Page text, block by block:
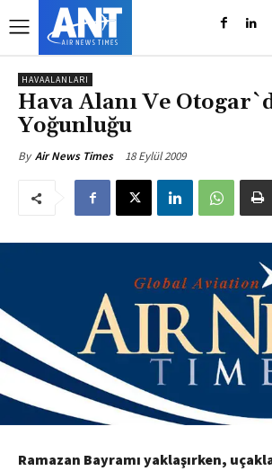
HAVAALANLARI
Hava Alanı Ve
Yoğunluğu
By Air News Times 18 Eylül 2009
Ramazan Bayramı yaklaşırken,